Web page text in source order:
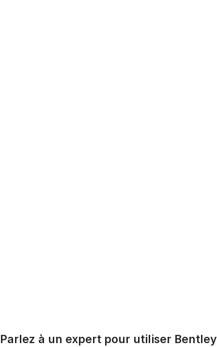
Parlez à un expert pour utiliser Bentley